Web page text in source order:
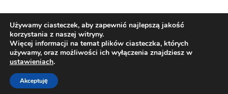
© prawa autorskie2026
Themes
Używamy ciasteczek, aby zapewnić najlepszą jakość
korzystania z naszej witryny.
Więcej informacji na temat plików ciasteczka, których
używamy, oraz możliwości ich wyłączenia znajdziesz w
ustawieniach.
Akceptuję